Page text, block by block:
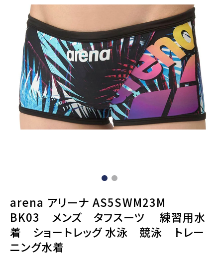
arena アリーナ AS5SWM23M
BK03 メンズ タフスーツ 練習用水
着 ショートレッグ 水泳 競泳 トレー
ニング水着